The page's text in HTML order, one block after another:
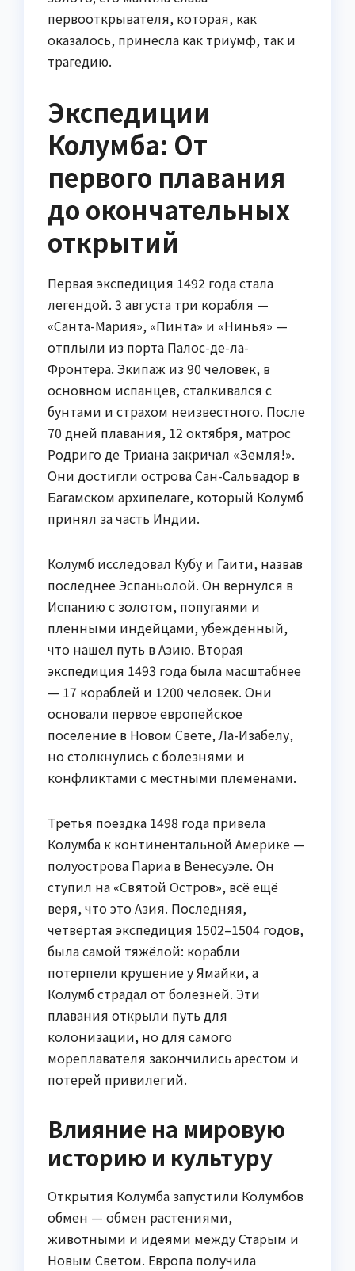
первооткрывателя, которая, как
оказалось, принесла как триумф, так и
трагедию.
Экспедиции
Колумба: От
первого плавания
до окончательных
открытий
Первая экспедиция 1492 года стала
легендой. 3 августа три корабля —
«Санта-Мария», «Пинта» и «Нинья» —
отплыли из порта Палос-де-ла-
Фронтера. Экипаж из 90 человек, в
основном испанцев, сталкивался с
бунтами и страхом неизвестного. После
70 дней плавания, 12 октября, матрос
Родриго де Триана закричал «Земля!».
Они достигли острова Сан-Сальвадор в
Багамском архипелаге, который Колумб
принял за часть Индии.
Колумб исследовал Кубу и Гаити, назвав
последнее Эспаньолой. Он вернулся в
Испанию с золотом, попугаями и
пленными индейцами, убеждённый,
что нашел путь в Азию. Вторая
экспедиция 1493 года была масштабнее
— 17 кораблей и 1200 человек. Они
основали первое европейское
поселение в Новом Свете, Ла-Изабелу,
но столкнулись с болезнями и
конфликтами с местными племенами.
Третья поездка 1498 года привела
Колумба к континентальной Америке —
полуострова Париа в Венесуэле. Он
ступил на «Святой Остров», всё ещё
веря, что это Азия. Последняя,
четвёртая экспедиция 1502–1504 годов,
была самой тяжёлой: корабли
потерпели крушение у Ямайки, а
Колумб страдал от болезней. Эти
плавания открыли путь для
колонизации, но для самого
мореплавателя закончились арестом и
потерей привилегий.
Влияние на мировую
историю и культуру
Открытия Колумба запустили Колумбов
обмен — обмен растениями,
животными и идеями между Старым и
Новым Светом. Европа получила